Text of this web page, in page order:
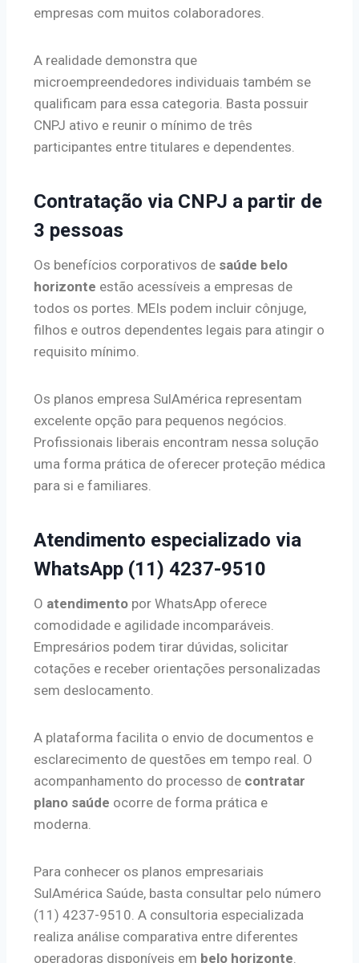
empresas com muitos colaboradores.
A realidade demonstra que
microempreendedores individuais também se
qualificam para essa categoria. Basta possuir
CNPJ ativo e reunir o mínimo de três
participantes entre titulares e dependentes.
Contratação via CNPJ a partir de
3 pessoas
Os benefícios corporativos de saúde belo
horizonte estão acessíveis a empresas de
todos os portes. MEIs podem incluir cônjuge,
filhos e outros dependentes legais para atingir o
requisito mínimo.
Os planos empresa SulAmérica representam
excelente opção para pequenos negócios.
Profissionais liberais encontram nessa solução
uma forma prática de oferecer proteção médica
para si e familiares.
Atendimento especializado via
WhatsApp (11) 4237-9510
O atendimento por WhatsApp oferece
comodidade e agilidade incomparáveis.
Empresários podem tirar dúvidas, solicitar
cotações e receber orientações personalizadas
sem deslocamento.
A plataforma facilita o envio de documentos e
esclarecimento de questões em tempo real. O
acompanhamento do processo de contratar
plano saúde ocorre de forma prática e
moderna.
Para conhecer os planos empresariais
SulAmérica Saúde, basta consultar pelo número
(11) 4237-9510. A consultoria especializada
realiza análise comparativa entre diferentes
operadoras disponíveis em belo horizonte